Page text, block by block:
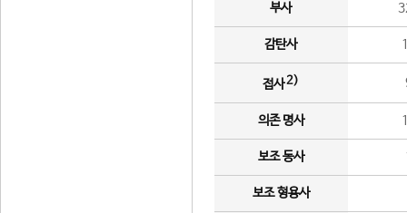
부사
감탄사
접사2)
의존 명사
보조 동사
보조 형용사